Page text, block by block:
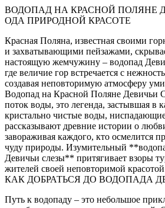
ВОДОПАД НА КРАСНОЙ ПОЛЯНЕ
ОДА ПРИРОДНОЙ КРАСОТЕ
Красная Поляна, известная своими
и захватывающими пейзажами,
настоящую жемчужину – водопад
где величие гор встречается с
создавая неповторимую атмосферу
Водопад на Красной Поляне Девичьи
поток воды, это легенда, застывшая в
кристально чистые воды,
рассказывают древние истории о
завораживая каждого, кто осмелится
чуду природы. Изумительный
Девичьи слезы** притягивает взоры
жителей своей неповторимой
КАК ДОБРАТЬСЯ ДО ВОДОПАДА
Путь к водопаду – это небольшое